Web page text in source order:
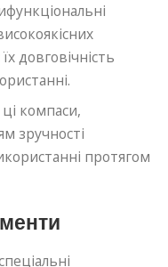
довговічність
ці компаси,
зручності
протягом